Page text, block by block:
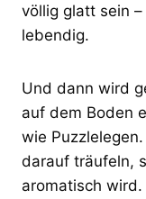
völlig glatt sein
lebendig.
Und dann wird
auf dem Boden
wie
darauf träufeln,
aromatisch